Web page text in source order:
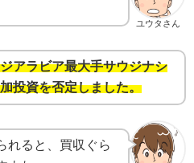
ユウタさん
アラビア最大手サウジナシ
投資を否定しました。
れると、買収ぐら